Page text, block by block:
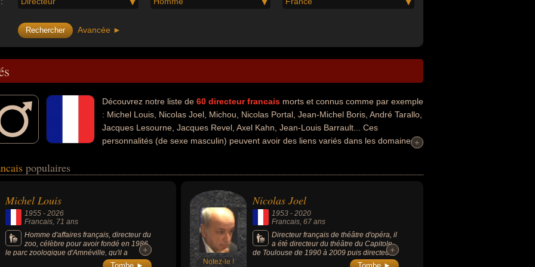
Avancée ►
Découvrez notre liste de 60 directeur francais morts et connus comme par exemple
: Michel Louis, Nicolas Joel, Michou, Nicolas Portal, Jean-Michel Boris, André Tarallo,
Jacques Lesourne, Jacques Revel, Axel Kahn, Jean-Louis Barrault... Ces
personnalités (de sexe masculin) peuvent avoir des liens variés dans les domaines
de la science, de l'enseignement, de l'histoire, de la médecine ou du cinéma. Ces célébrités peuvent
scientifique, auteur d'ouvrages historiques, enseignant, historien, professeur d'histoire, biologiste,
frère de célébrité, généticien, médecin ou acteur.
+
+
populaires
Michel Louis
1955 - 2026
Francais, 71 ans
Homme d'affaires français, directeur du
zoo, célèbre pour avoir fondé en 1986
le parc zoologique d'Amnéville, qu'il a
transformé en l'un des plus importants sites
+
+
Notez-le !
Nicolas Joel
1953 -2020
Francais, 67 ans
Directeur français de théâtre d'opéra, il
a été directeur du théâtre du Capitole
de Toulouse de 1990 à 2009 puis directeur
de l'Opéra national de Paris de 2009 à 2014.
+
+